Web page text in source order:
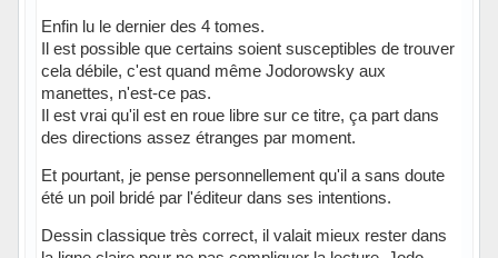
Enfin lu le dernier des 4 tomes.
Il est possible que certains soient susceptibles de trouver
cela débile, c'est quand même Jodorowsky aux
manettes, n'est-ce pas.
Il est vrai qu'il est en roue libre sur ce titre, ça part dans
des directions assez étranges par moment.
Et pourtant, je pense personnellement qu'il a sans doute
été un poil bridé par l'éditeur dans ses intentions.
Dessin classique très correct, il valait mieux rester dans